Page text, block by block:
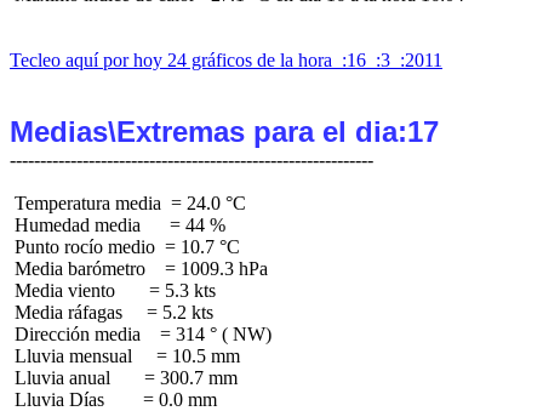
Tecleo aquí por hoy 24 gráficos de la hora  :16  :3  :2011
Medias\Extremas para el dia:17
Temperatura media  = 24.0 °C
Humedad media      = 44 %
Punto rocío medio  = 10.7 °C
Media barómetro    = 1009.3 hPa
Media viento       = 5.3 kts
Media ráfagas     = 5.2 kts
Dirección media    = 314 ° ( NW)
Lluvia mensual     = 10.5 mm
Lluvia anual       = 300.7 mm
Lluvia Días        = 0.0 mm